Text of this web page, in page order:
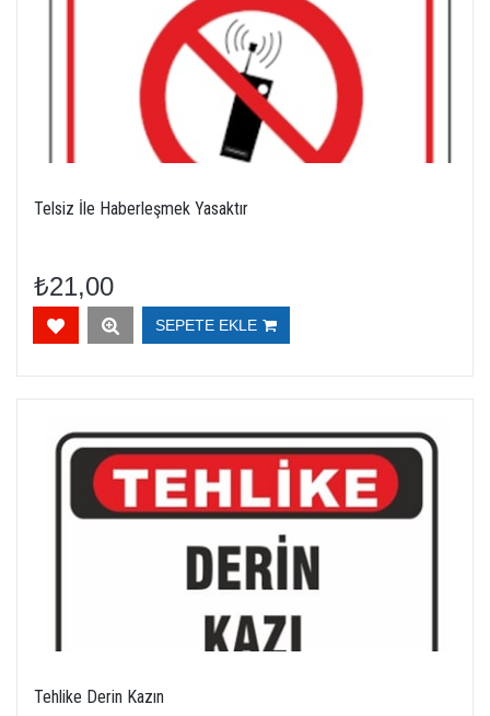
Telsiz İle Haberleşmek Yasaktır
₺21,00
SEPETE EKLE
Tehlike Derin Kazın